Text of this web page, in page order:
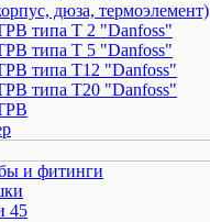
дюза, термоэлемент)
типа Т 2 "Danfoss"
типа Т 5 "Danfoss"
типа Т12 "Danfoss"
типа Т20 "Danfoss"
и фитинги
45